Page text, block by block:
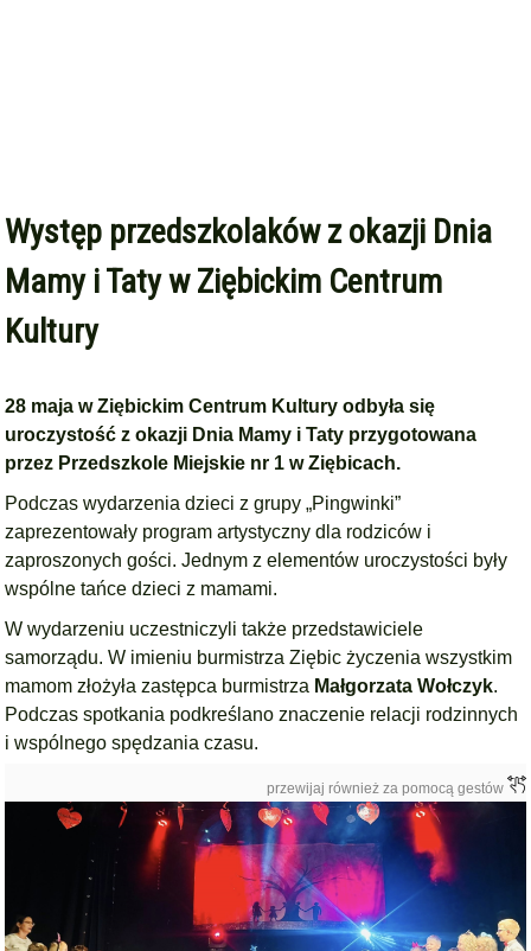
Występ przedszkolaków z okazji Dnia
Mamy i Taty w Ziębickim Centrum
Kultury
28 maja w Ziębickim Centrum Kultury odbyła się
uroczystość z okazji Dnia Mamy i Taty przygotowana
przez Przedszkole Miejskie nr 1 w Ziębicach.
Podczas wydarzenia dzieci z grupy „Pingwinki”
zaprezentowały program artystyczny dla rodziców i
zaproszonych gości. Jednym z elementów uroczystości były
wspólne tańce dzieci z mamami.
W wydarzeniu uczestniczyli także przedstawiciele
samorządu. W imieniu burmistrza Ziębic życzenia wszystkim
mamom złożyła zastępca burmistrza Małgorzata Wołczyk.
Podczas spotkania podkreślano znaczenie relacji rodzinnych
i wspólnego spędzania czasu.
przewijaj również za pomocą gestów